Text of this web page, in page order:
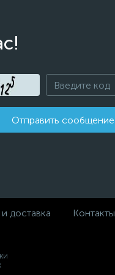
Отправить сообщение
доставка Контакты